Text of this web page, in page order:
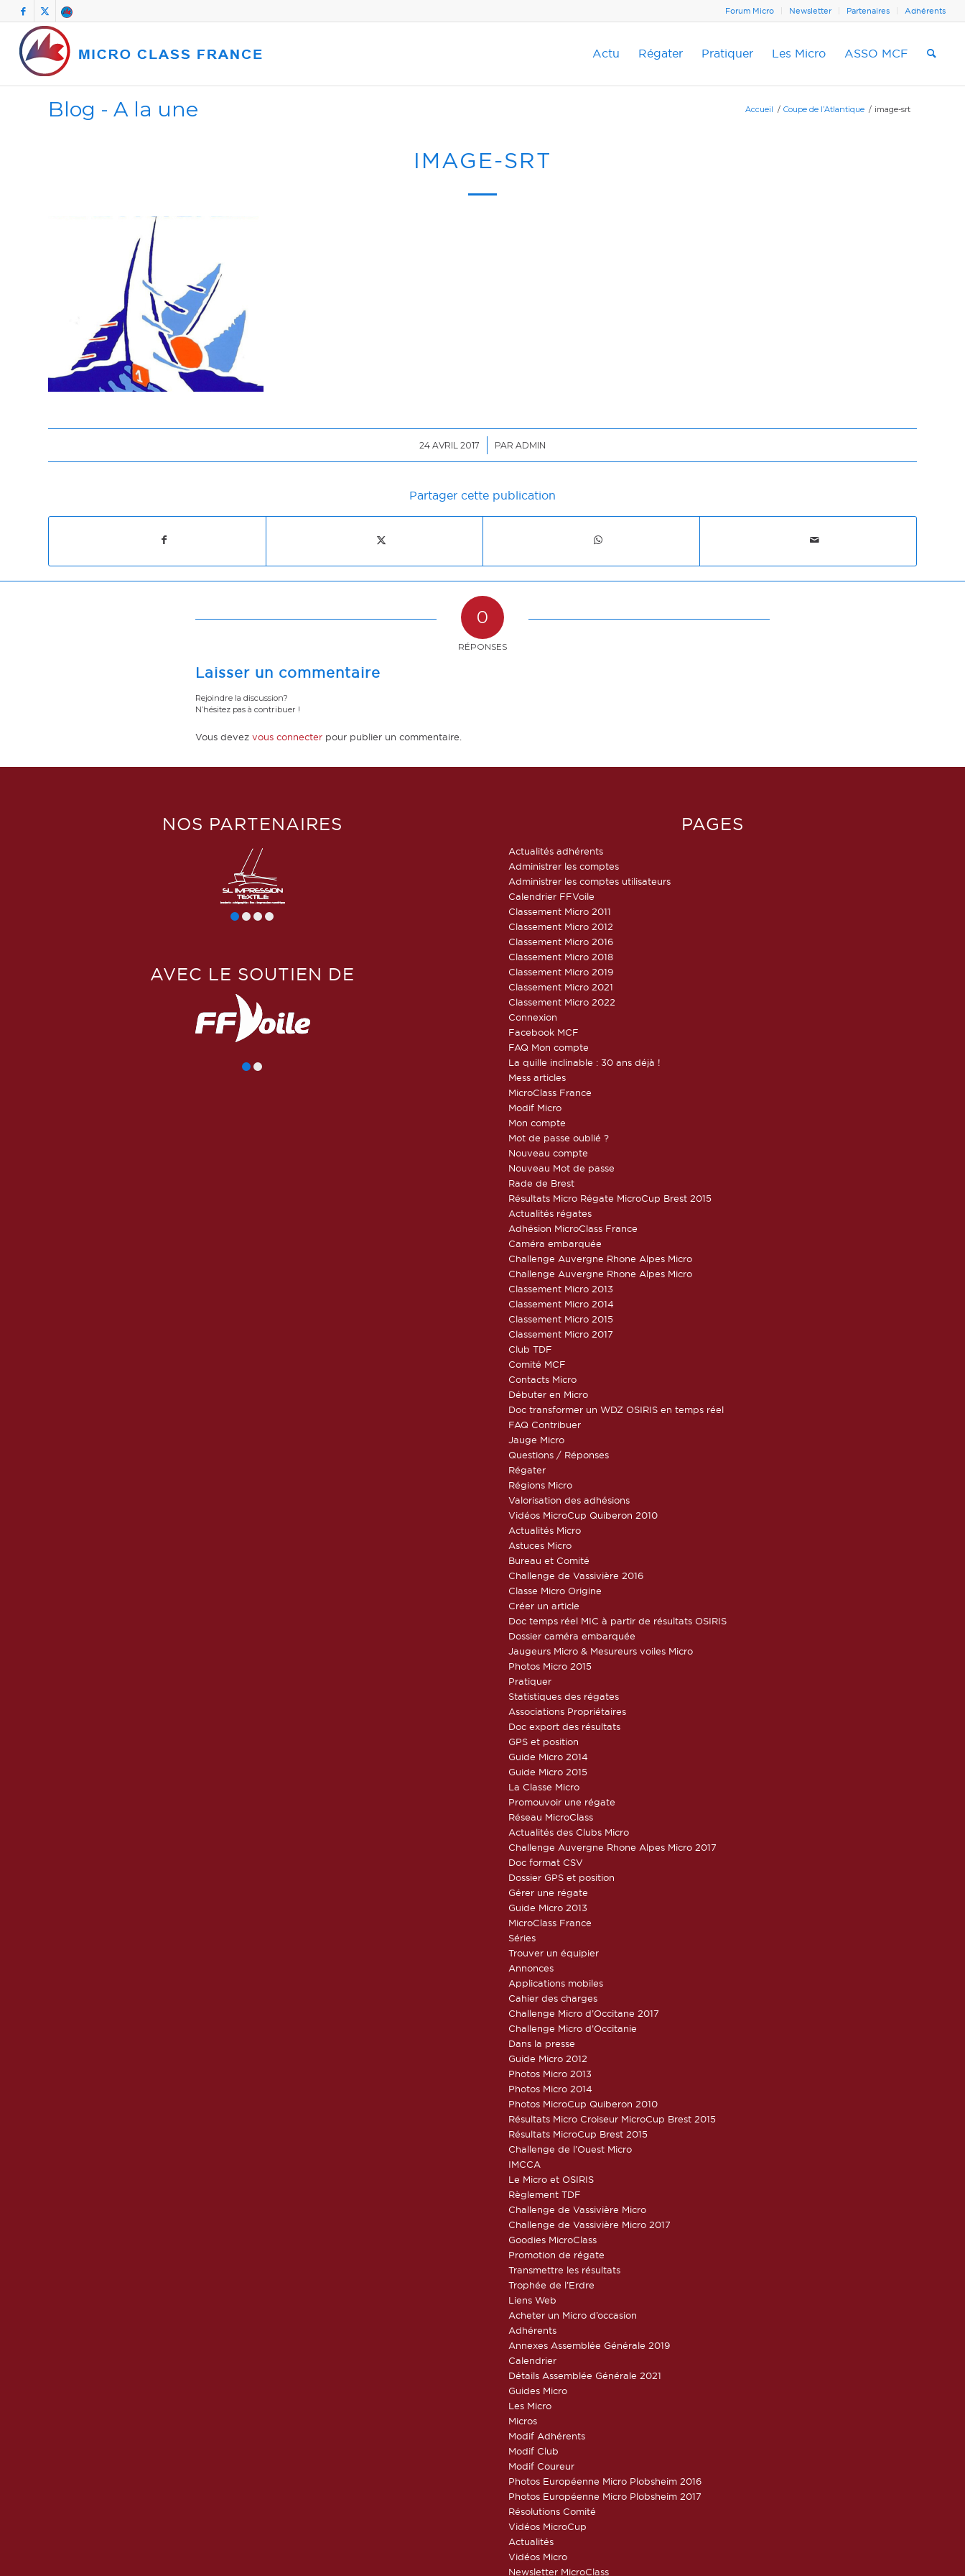
Forum Micro Newsletter Partenaires Adhérents
Actu Régater Pratiquer Les Micro ASSO MCF
Blog - A la une Accueil / Coupe de l’Atlantique / image-srt
IMAGE-SRT
24 AVRIL 2017
/ PAR ADMIN
Partager cette publication
0
RÉPONSES
Laisser un commentaire
Rejoindre la discussion?
N’hésitez pas à contribuer !
Vous devez vous connecter pour publier un commentaire.
NOS PARTENAIRES
AVEC LE SOUTIEN DE
PAGES
Actualités adhérents
Administrer les comptes
Administrer les comptes utilisateurs
Calendrier FFVoile
Classement Micro 2011
Classement Micro 2012
Classement Micro 2016
Classement Micro 2018
Classement Micro 2019
Classement Micro 2021
Classement Micro 2022
Connexion
Facebook MCF
FAQ Mon compte
La quille inclinable : 30 ans déjà !
Mess articles
MicroClass France
Modif Micro
Mon compte
Mot de passe oublié ?
Nouveau compte
Nouveau Mot de passe
Rade de Brest
Résultats Micro Régate MicroCup Brest 2015
Actualités régates
Adhésion MicroClass France
Caméra embarquée
Challenge Auvergne Rhone Alpes Micro
Challenge Auvergne Rhone Alpes Micro
Classement Micro 2013
Classement Micro 2014
Classement Micro 2015
Classement Micro 2017
Club TDF
Comité MCF
Contacts Micro
Débuter en Micro
Doc transformer un WDZ OSIRIS en temps réel
FAQ Contribuer
Jauge Micro
Questions / Réponses
Régater
Régions Micro
Valorisation des adhésions
Vidéos MicroCup Quiberon 2010
Actualités Micro
Astuces Micro
Bureau et Comité
Challenge de Vassivière 2016
Classe Micro Origine
Créer un article
Doc temps réel MIC à partir de résultats OSIRIS
Dossier caméra embarquée
Jaugeurs Micro & Mesureurs voiles Micro
Photos Micro 2015
Pratiquer
Statistiques des régates
Associations Propriétaires
Doc export des résultats
GPS et position
Guide Micro 2014
Guide Micro 2015
La Classe Micro
Promouvoir une régate
Réseau MicroClass
Actualités des Clubs Micro
Challenge Auvergne Rhone Alpes Micro 2017
Doc format CSV
Dossier GPS et position
Gérer une régate
Guide Micro 2013
MicroClass France
Séries
Trouver un équipier
Annonces
Applications mobiles
Cahier des charges
Challenge Micro d’Occitane 2017
Challenge Micro d’Occitanie
Dans la presse
Guide Micro 2012
Photos Micro 2013
Photos Micro 2014
Photos MicroCup Quiberon 2010
Résultats Micro Croiseur MicroCup Brest 2015
Résultats MicroCup Brest 2015
Challenge de l’Ouest Micro
IMCCA
Le Micro et OSIRIS
Règlement TDF
Challenge de Vassivière Micro
Challenge de Vassivière Micro 2017
Goodies MicroClass
Promotion de régate
Transmettre les résultats
Trophée de l’Erdre
Liens Web
Acheter un Micro d’occasion
Adhérents
Annexes Assemblée Générale 2019
Calendrier
Détails Assemblée Générale 2021
Guides Micro
Les Micro
Micros
Modif Adhérents
Modif Club
Modif Coureur
Photos Européenne Micro Plobsheim 2016
Photos Européenne Micro Plobsheim 2017
Résolutions Comité
Vidéos MicroCup
Actualités
Vidéos Micro
Newsletter MicroClass